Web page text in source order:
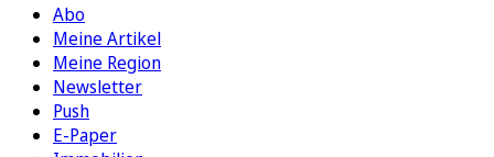
Abo
Meine Artikel
Meine Region
Newsletter
Push
E-Paper